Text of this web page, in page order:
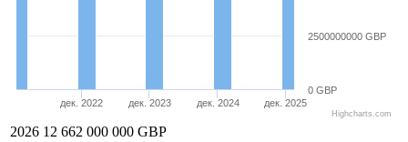
дек. 2022 дек. 2023 дек. 2024 дек. 2025
0 GBP
2500000000 GBP
Highcharts.com
2026 12 662 000 000 GBP